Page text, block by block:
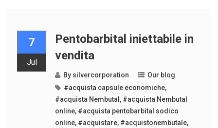
7
Jul
Pentobarbital iniettabile in
vendita
By silvercorporation
Our blog
#acquista capsule economiche,
#acquista Nembutal , #acquista Nembutal
online, #acquista pentobarbital sodico
online, #acquistare, #acquistonembutale,